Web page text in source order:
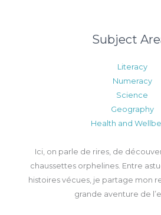
Subject
Literacy
Numeracy
Science
Geography
Health and
Ici, on parle de rires, de
chaussettes orphelines. Entre
histoires vécues, je partage mon
grande aventure de